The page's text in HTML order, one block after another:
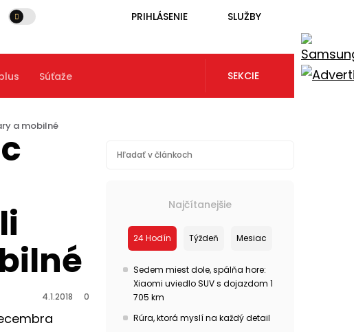
PRIHLÁSENIE SLUŽBY
Súťaže SEKCIE
a mobilné
4.1.2018 0
Najčítanejšie
24 Hodín Týždeň Mesiac
Sedem miest dole, spálňa hore:
Xiaomi uviedlo SUV s dojazdom 1
705 km
Rúra, ktorá myslí na každý detail